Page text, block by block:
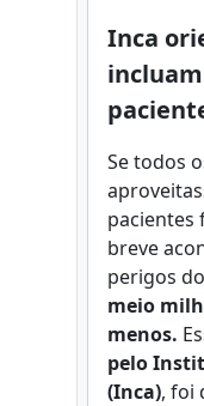
Inca
Se todos
pacientes
breve
perigos
meio
menos.
pelo
(Inca), foi